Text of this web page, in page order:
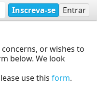
Inscreva-se Entrar
or wishes to
below. We look
use this form.